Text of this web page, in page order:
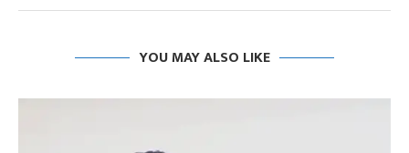
YOU MAY ALSO LIKE